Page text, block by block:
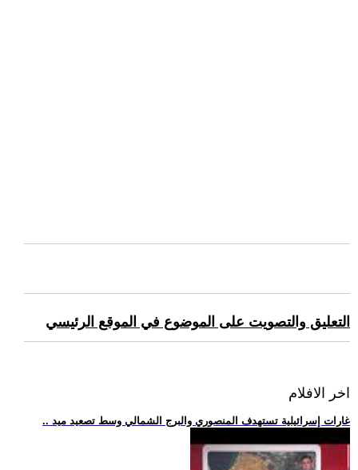
التعليق والتصويت على الموضوع في الموقع الرئيسي
اخر الافلام
.. غارات إسرائيلية تستهدف المنصوري والبرج الشمالي وسط تصعيد ميد